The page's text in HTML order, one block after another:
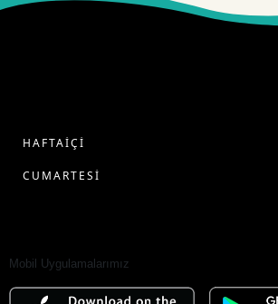
HAFTAİÇİ
CUMARTESİ
Mobil Uygulamalarımız